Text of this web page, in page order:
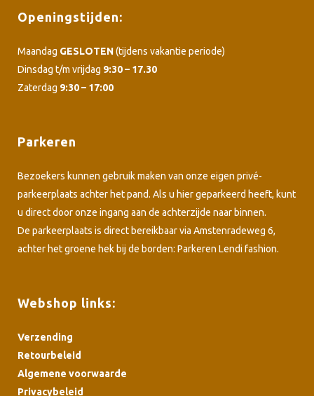
Openingstijden:
Maandag GESLOTEN(tijdens vakantie periode)
Dinsdag t/m vrijdag 9:30 – 17.30
Zaterdag 9:30 – 17:00
Parkeren
Bezoekers kunnen gebruik maken van onze eigen privé-
parkeerplaats achter het pand. Als u hier geparkeerd heeft, kunt
u direct door onze ingang aan de achterzijde naar binnen.
De parkeerplaats is direct bereikbaar via Amstenradeweg 6,
achter het groene hek bij de borden: Parkeren Lendi fashion.
Webshop links:
Verzending
Retourbeleid
Algemene voorwaarde
Privacybeleid